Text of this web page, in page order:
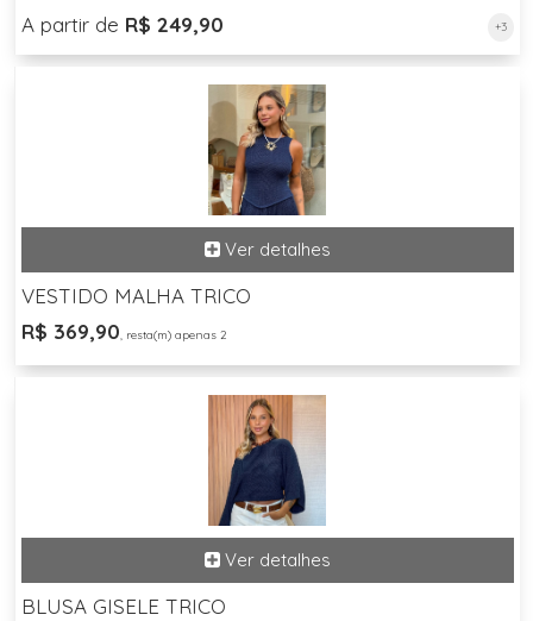
A partir de R$ 249,90 +3
VESTIDO MALHA TRICO
R$ 369,90, resta(m) apenas 2
BLUSA GISELE TRICO